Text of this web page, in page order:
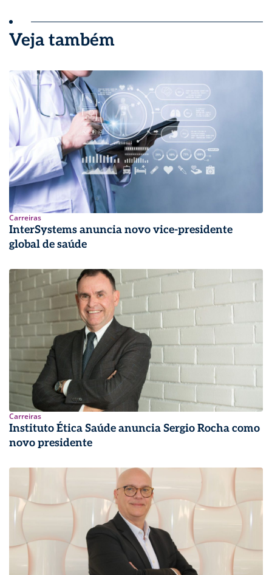
Veja também
Carreiras
InterSystems anuncia novo vice-presidente
global de saúde
Carreiras
Instituto Ética Saúde anuncia Sergio Rocha como
novo presidente